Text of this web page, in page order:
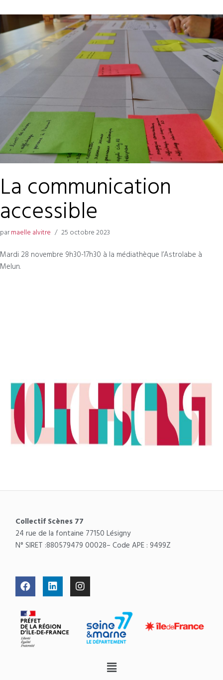
La communication
accessible
parmaelle alvitre 25 octobre 2023
Mardi 28 novembre 9h30-17h30 à la médiathèque l’Astrolabe à
Melun.
Collectif Scènes 77
24 rue de la fontaine 77150 Lésigny
N° SIRET :880579479 00028– Code APE : 9499Z